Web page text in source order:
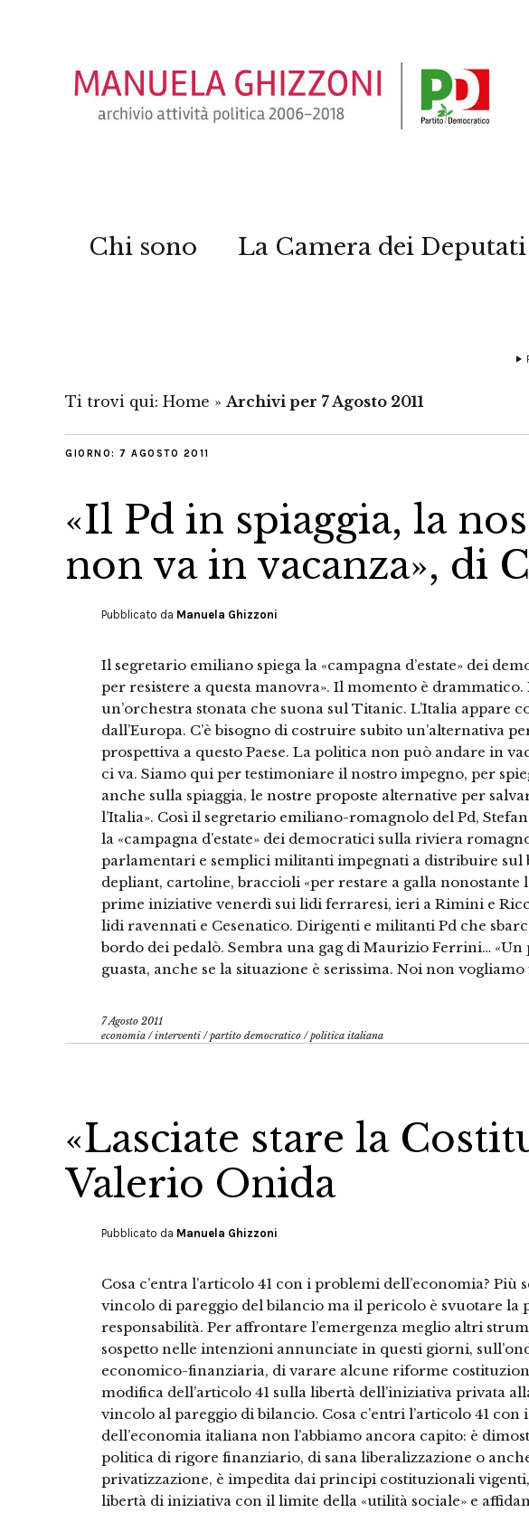
Chi sono La Camera dei Deputati
Ti trovi qui: Home » Archivi per 7 Agosto 2011
GIORNO: 7 AGOSTO 2011
«Il Pd in spiaggia, la
non va in vacanza», di
Pubblicato da Manuela Ghizzoni
Il segretario emiliano spiega la «campagna d’estate» dei
per resistere a questa manovra». Il momento è drammatico.
un’orchestra stonata che suona sul Titanic. L’Italia appare
dall’Europa. C’è bisogno di costruire subito un’alternativa
prospettiva a questo Paese. La politica non può andare in
ci va. Siamo qui per testimoniare il nostro impegno, per
anche sulla spiaggia, le nostre proposte alternative per
l’Italia». Così il segretario emiliano-romagnolo del Pd,
la «campagna d’estate» dei democratici sulla riviera
parlamentari e semplici militanti impegnati a distribuire sul
depliant, cartoline, braccioli «per restare a galla nonostante
prime iniziative venerdì sui lidi ferraresi, ieri a Rimini e
lidi ravennati e Cesenatico. Dirigenti e militanti Pd che
bordo dei pedalò. Sembra una gag di Maurizio Ferrini… «Un
guasta, anche se la situazione è serissima. Noi non
7 Agosto 2011
economia /interventi /partito democratico /politica italiana
«Lasciate stare la
Valerio Onida
Pubblicato da Manuela Ghizzoni
Cosa c’entra l’articolo 41 con i problemi dell’economia? Più
vincolo di pareggio del bilancio ma il pericolo è svuotare la
responsabilità. Per affrontare l’emergenza meglio altri
sospetto nelle intenzioni annunciate in questi giorni,
economico-finanziaria, di varare alcune riforme
modifica dell’articolo 41 sulla libertà dell’iniziativa privata
vincolo al pareggio di bilancio. Cosa c’entri l’articolo 41
dell’economia italiana non l’abbiamo ancora capito: è
politica di rigore finanziario, di sana liberalizzazione o
privatizzazione, è impedita dai principi costituzionali
libertà di iniziativa con il limite della «utilità sociale» e